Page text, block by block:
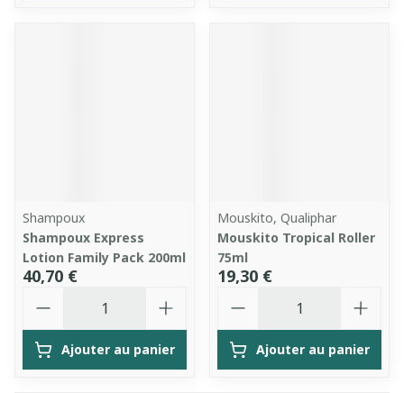
Shampoux
Shampoux Express
Lotion Family Pack 200ml
40,70 €
Ajouter au panier
Mouskito, Qualiphar
Mouskito Tropical Roller
75ml
19,30 €
Ajouter au panier